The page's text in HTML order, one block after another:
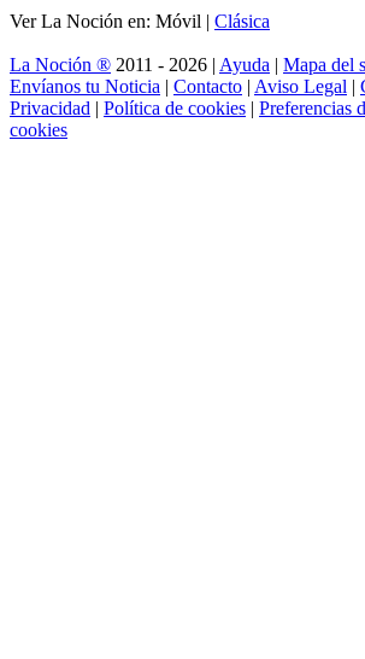
Ver La Noción en: Móvil | Clásica
La Noción ® 2011 - 2026 | Ayuda | Mapa del
Envíanos tu Noticia | Contacto | Aviso Legal |
Privacidad | Política de cookies | Preferencias
cookies